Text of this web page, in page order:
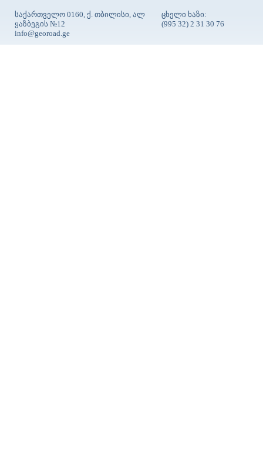
საქართველო 0160, ქ. თბილისი, ალ
ყაზბეგის №12
info@georoad.ge
ცხელი ხაზი:
(995 32) 2 31 30 76